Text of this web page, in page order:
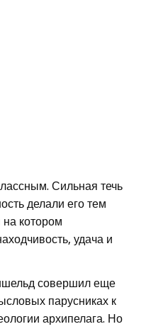
Сильная течь
делали его тем
котором
удача и
совершил еще
парусниках к
архипелага. Но